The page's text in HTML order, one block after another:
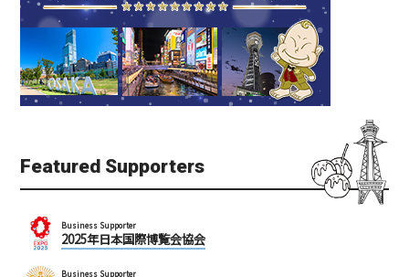
Featured Supporters
Business Supporter
2025年日本国際博覧会協会
Business Supporter